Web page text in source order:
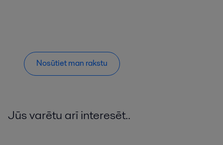
Nosūtiet man rakstu
Jūs varētu arī interesēt..